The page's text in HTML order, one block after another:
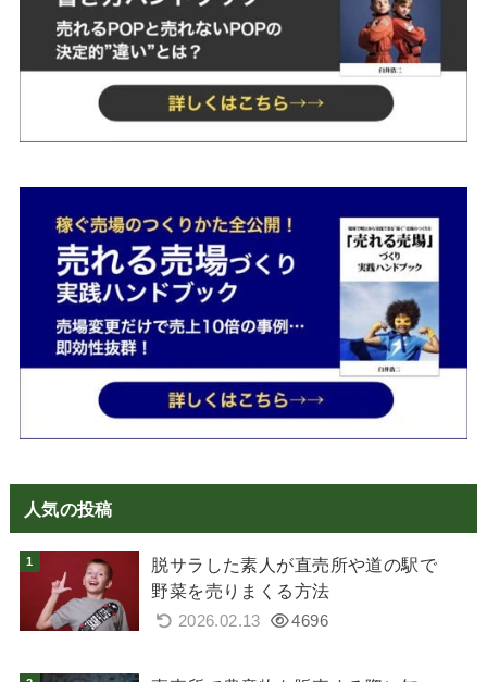
人気の投稿
脱サラした素人が直売所や道の駅で
野菜を売りまくる方法
2026.02.13 4696